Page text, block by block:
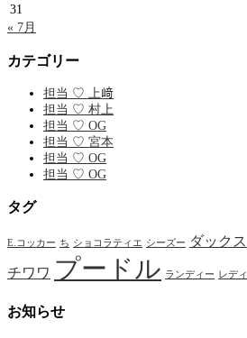
31
« 7月
カテゴリー
担当 ♡ 上﨑
担当 ♡ 村上
担当 ♡ OG
担当 ♡ 宮本
担当 ♡ OG
担当 ♡ OG
タグ
E.コッカー ち ショコラティエ シーズー ダックス
チワワ プードル ランディー レディ
お知らせ